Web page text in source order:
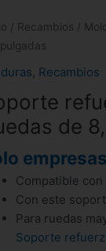
/ Recambios /
, Recambios
de
Compatible
Con este
Para ruedas
Soporte